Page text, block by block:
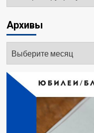
Архивы